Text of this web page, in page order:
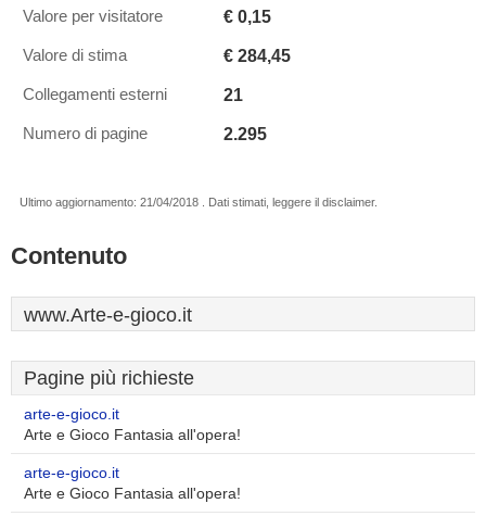
Valore per visitatore € 0,15
Valore di stima € 284,45
Collegamenti esterni 21
Numero di pagine 2.295
Ultimo aggiornamento: 21/04/2018 . Dati stimati, leggere il disclaimer.
Contenuto
www.Arte-e-gioco.it
Pagine più richieste
arte-e-gioco.it
Arte e Gioco Fantasia all'opera!
arte-e-gioco.it
Arte e Gioco Fantasia all'opera!